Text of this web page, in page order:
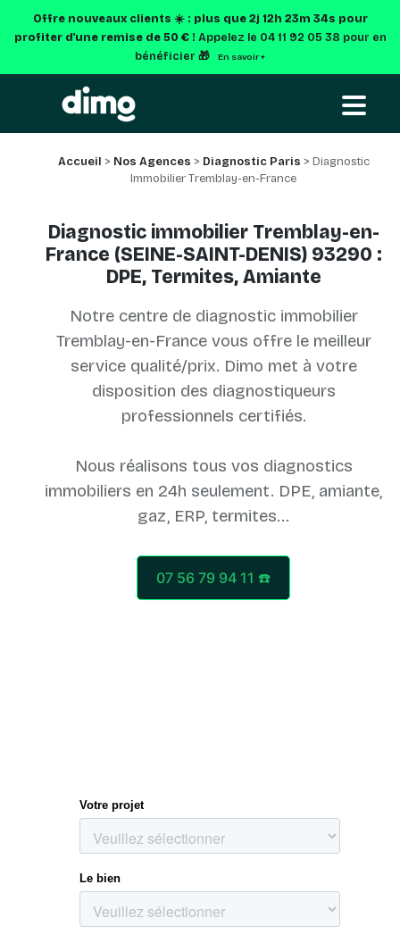
Offre nouveaux clients ☀️ : plus que 2j 12h 23m 33s pour
profiter d'une remise de 50 € ! Appelez le 04 11 92 05 38 pour en
bénéficier 🎁
En savoir +
Accueil > Nos Agences > Diagnostic Paris > Diagnostic
Immobilier Tremblay-en-France
Diagnostic immobilier Tremblay-en-
France (SEINE-SAINT-DENIS) 93290 :
DPE, Termites, Amiante
Notre centre de diagnostic immobilier
Tremblay-en-France vous offre le meilleur
service qualité/prix. Dimo met à votre
disposition des diagnostiqueurs
professionnels certifiés.
Nous réalisons tous vos diagnostics
immobiliers en 24h seulement. DPE, amiante,
07 56 79 94 11 ☎️